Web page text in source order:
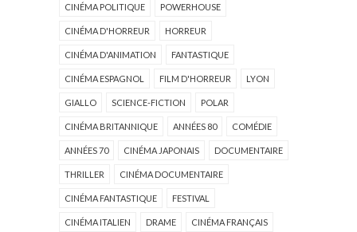
CINÉMA POLITIQUE POWERHOUSE
CINÉMA D'HORREUR HORREUR
CINÉMA D'ANIMATION FANTASTIQUE
CINÉMA ESPAGNOL FILM D'HORREUR LYON
GIALLO SCIENCE-FICTION POLAR
CINÉMA BRITANNIQUE ANNÉES 80 COMÉDIE
ANNÉES 70 CINÉMA JAPONAIS DOCUMENTAIRE
THRILLER CINÉMA DOCUMENTAIRE
CINÉMA FANTASTIQUE FESTIVAL
CINÉMA ITALIEN DRAME CINÉMA FRANÇAIS